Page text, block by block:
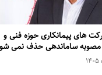
های پیمانکاری حوزه فنی و
مصوبه ساماندهی حذف نمی